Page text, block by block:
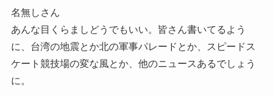
名無しさん
あんな目くらましどうでもいい。皆さん書いてるよう
に、台湾の地震とか北の軍事パレードとか、スピードス
ケート競技場の変な風とか、他のニュースあるでしょう
に。